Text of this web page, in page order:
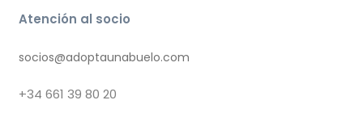
Atención al socio
socios@adoptaunabuelo.com
+34 661 39 80 20